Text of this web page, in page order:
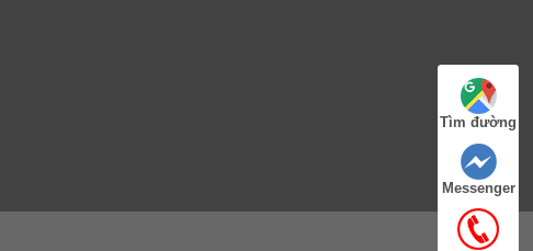
Tìm đường
Messenger